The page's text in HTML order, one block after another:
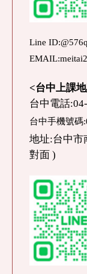
Line
<台中上課
台中電話
台中手機號碼
地址:台中市
對面 )